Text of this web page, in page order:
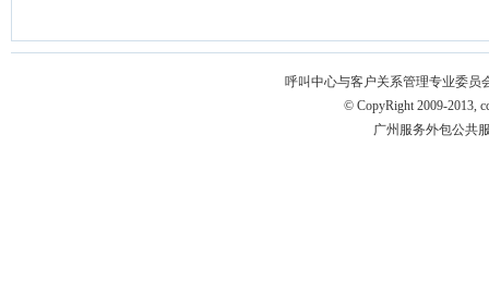
呼叫中心与客户关系管理专业委员
© CopyRight 2009-2013,
广州服务外包公共